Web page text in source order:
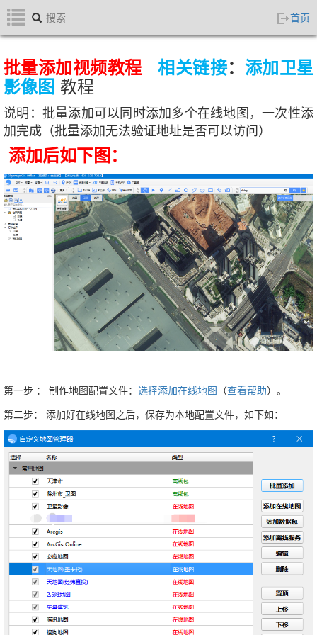
BIGEMAP快速入门
Bigemap版本更新列表
下载及安装BIGEMAP软件
高程等高线
高清卫星地图
切换网咯IP地址
无法正常启动解决方案
三维地图
添加第三方在线地图源
添加离线地图
批量添加第三方在线地图
添加三方地图服务
注册天地图官网账号
地图源之天地图
地图源之天地图地方高清
下载卫星地图-下载地图瓦片
下载地图-标准分幅-地图分幅号
下载地图-边界范围-行政边界-
KML/KMZ/SHP
下载地图-查看下载任务
行政边界-省市区县乡镇边界线
高程等高线数据
3D地图-三维地形-三维地图模型-三维场景
坡度坡向分析-高程等高线提取
高程等高线DEM-水文分析
高程等高线DEM-水文分析之二
高程DEM-等高线生成-AutoCAD等高线
首页
批量添加视频教程 相关链接： 添加卫星
影像图 教程
说明：批量添加可以同时添加多个在线地图，一次性添
加完成（批量添加无法验证地址是否可以访问）
添加后如下图：
第一步 ： 制作地图配置文件： 选择添加在线地图 （查看帮助）。
第二步： 添加好在线地图之后，保存为本地配置文件，如下如：